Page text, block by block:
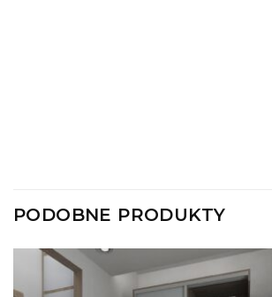
PODOBNE PRODUKTY